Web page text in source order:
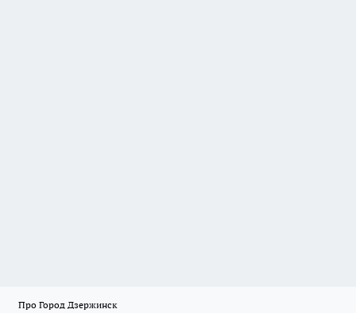
Про Город Дзержинск